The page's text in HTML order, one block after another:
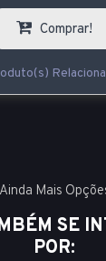
Comprar!
Ainda Mais
SE
POR: